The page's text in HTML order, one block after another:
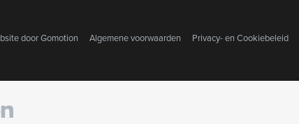
doorGomotion Algemene voorwaarden Privacy- en Cookiebeleid